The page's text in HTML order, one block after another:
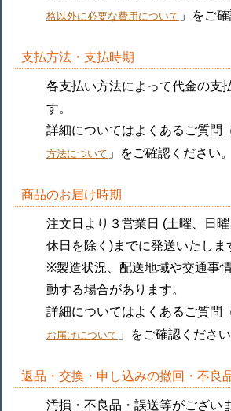
格以外に必要な費用について 」をご
支払方法・支払時期
各支払い方法によって代金の支
す。
詳細についてはよくあるご質問
方法について 」をご確認ください。
商品のお届け時期
注文日より３営業日 (土曜、日
休日を除く)までに発送いたしま
※製造状況、配送地域や交通事
動する場合があります。
詳細についてはよくあるご質問
お届けについて 」をご確認ください
返品・交換・申し込みの撤回・不良
汚損・不良品・誤送等がござい